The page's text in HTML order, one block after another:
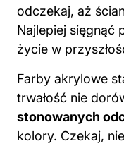
odczekaj, aż
Najlepiej sięgnąć
życie w
Farby akrylowe
trwałość nie
stonowanych
kolory. Czekaj,